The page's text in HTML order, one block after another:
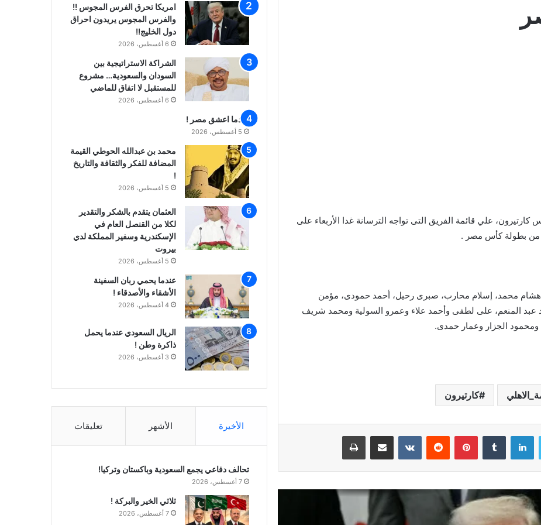
كارتيرون، علي قائمة الفريق التى تواجه الترسانة غدا الأربعاء على
هشام محمد، إسلام محارب، صبرى رحيل، أحمد حمودى، مؤمن
عبد المنعم، على لطفى وأحمد علاء وعمرو السولية ومحمد شريف
ومحمود الجزار وعمار حمدى.
كارتيرون
لينكدإن بينتيريست مشاركة عبر البريد طباعة
العثمان يتقدم بالشكر والتقدير لكلا من
عندما يحمي ربان السفينة الأشقاء والأصدقاء
الريال السعودي عندما يحمل ذاكرة وطن !
مستدام!
امريكا تحرق الفرس المجوس !!
والفرس المجوس يريدون احراق
دول الخليج!!
6 أغسطس، 2026
الشراكة الاستراتيجية بين
السودان والسعودية… مشروع
للمستقبل لا اتفاق للماضي
6 أغسطس، 2026
عندما اعشق مصر !
5 أغسطس، 2026
محمد بن عبدالله الحوطي القيمة
المضافة للفكر والثقافة والتاريخ
!
5 أغسطس، 2026
العثمان يتقدم بالشكر والتقدير
لكلا من القنصل العام في
الإسكندرية وسفير المملكة لدي
بيروت
5 أغسطس، 2026
عندما يحمي ربان السفينة
الأشقاء والأصدقاء !
4 أغسطس، 2026
الريال السعودي عندما يحمل
ذاكرة وطن !
3 أغسطس، 2026
الأخيرة الأشهر تعليقات
تحالف دفاعي يجمع السعودية وباكستان وتركيا!
7 أغسطس، 2026
ثلاثي الخير والبركة !
7 أغسطس، 2026